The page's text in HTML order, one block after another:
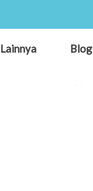
Lainnya Blog